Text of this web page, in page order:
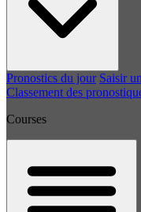
Pronostics du jour Saisir
Classement des
Courses